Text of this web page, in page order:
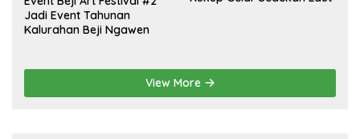
Jadi Event Tahunan
Kalurahan Beji Ngawen
View More